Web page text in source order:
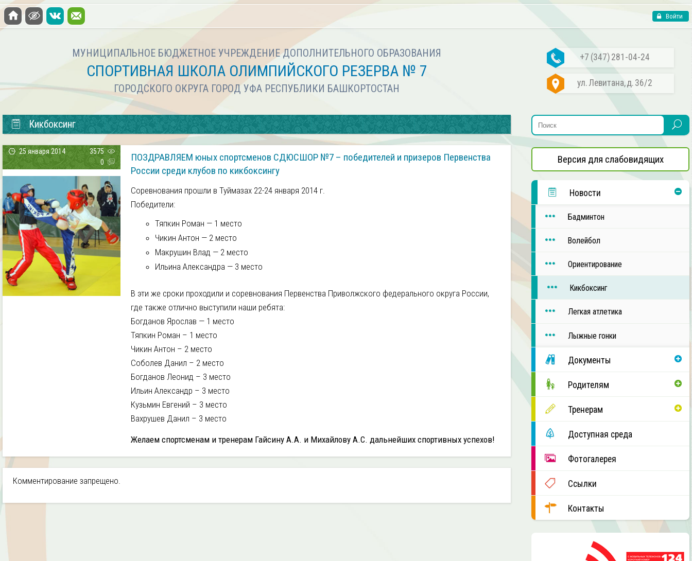
Войти
МУНИЦИПАЛЬНОЕ БЮДЖЕТНОЕ УЧРЕЖДЕНИЕ ДОПОЛНИТЕЛЬНОГО ОБРАЗОВАНИЯ
СПОРТИВНАЯ ШКОЛА ОЛИМПИЙСКОГО РЕЗЕРВА № 7
ГОРОДСКОГО ОКРУГА ГОРОД УФА РЕСПУБЛИКИ БАШКОРТОСТАН
+7 (347) 281-04-24
ул. Левитана, д. 36/2
Версия для слабовидящих
Новости
Бадминтон
Волейбол
Ориентирование
Кикбоксинг
Легкая атлетика
Лыжные гонки
Документы
Родителям
Тренерам
Доступная среда
Фотогалерея
Ссылки
Контакты
Кикбоксинг
25 января 2014
3575
0
ПОЗДРАВЛЯЕМ юных спортсменов СДЮСШОР №7 – победителей и призеров Первенства
России среди клубов по кикбоксингу
Соревнования прошли в Туймазах 22-24 января 2014 г.
Победители:
Тяпкин Роман — 1 место
Чикин Антон — 2 место
Макрушин Влад — 2 место
Ильина Александра — 3 место
В эти же сроки проходили и соревнования Первенства Приволжского федерального округа России,
где также отлично выступили наши ребята:
Богданов Ярослав — 1 место
Тяпкин Роман – 1 место
Чикин Антон – 2 место
Соболев Данил – 2 место
Богданов Леонид – 3 место
Ильин Александр – 3 место
Кузьмин Евгений – 3 место
Вахрушев Данил – 3 место
Желаем спортсменам и тренерам Гайсину А.А. и Михайлову А.С. дальнейших спортивных успехов!
Комментирование запрещено.